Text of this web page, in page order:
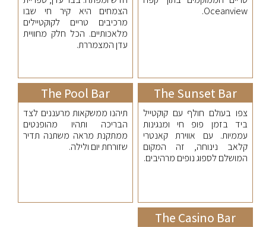
Oceanview.
הצמחים היא קיר חי שבו
מרכיבים טריים לקוקטיילים
מלאכותיים. הכל חלק מחוויית
עדן המצמררת.
The Sunset Bar
צפו בעולם חולף עם קוקטייל
ביד בזמן פופ חי ומנגינות
עממיות. עם אווירת קאנטרי
קלאב נינוחה, זה המקום
המושלם לספוג נופים מרהיבים.
The Pool Bar
תיהנו ממשקאות מרעננים לצד
הבריכה ותהיו מהופנטים
ממתקנת מראה משתנה תדיר
שזורחת יום ולילה.
The Casino Bar